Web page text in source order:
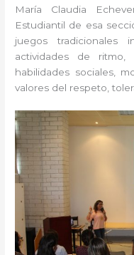
María Claudia
Estudiantil de esa
juegos tradicionales
actividades de
habilidades sociales,
valores del respeto,